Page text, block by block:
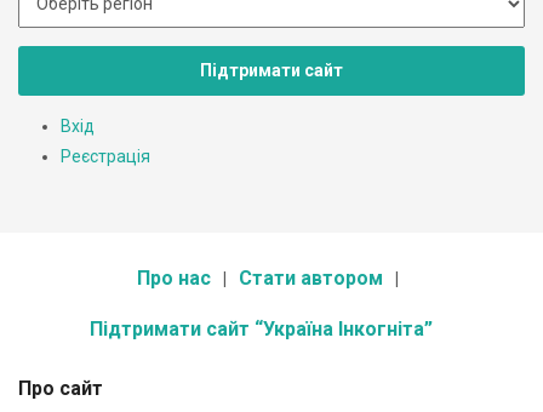
Підтримати сайт
Вхід
Реєстрація
Про нас Стати автором
Підтримати сайт “Україна Інкогніта”
Про сайт